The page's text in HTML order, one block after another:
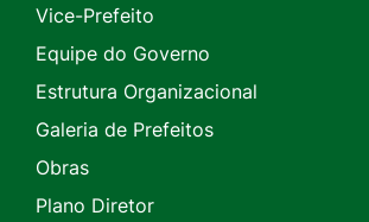
Vice-Prefeito
Equipe do Governo
Estrutura Organizacional
Galeria de Prefeitos
Obras
Plano Diretor